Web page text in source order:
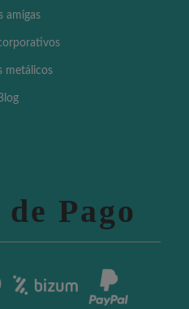
amigas
metálicos
Pago